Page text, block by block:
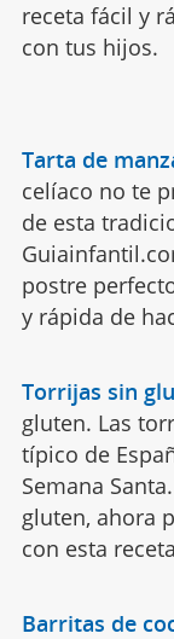
receta fácil y
con tus hijos.
Tarta de
celíaco no te
de esta
postre
y rápida de
Torrijas sin
gluten. Las
típico de
Semana
gluten, ahora
con esta
Barritas de